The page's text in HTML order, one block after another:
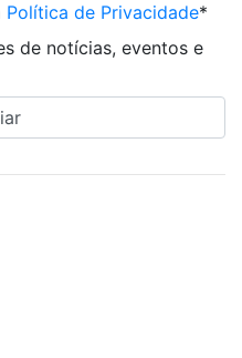
Política de Privacidade*
de notícias, eventos e